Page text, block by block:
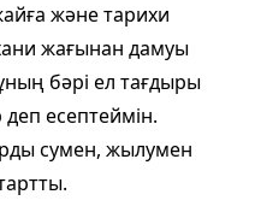
және тарихи
жағынан дамуы
бәрі ел тағдыры
деп есептеймін.
сумен, жылумен